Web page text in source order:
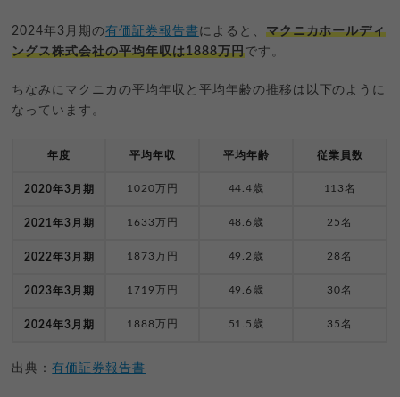
2024年3月期の有価証券報告書によると、 マクニカホールディ
ングス株式会社の平均年収は1888万円です。
ちなみにマクニカの平均年収と平均年齢の推移は以下のように
なっています。
年度 平均年収 平均年齢 従業員数
2020年3月期 1020万円 44.4歳 113名
2021年3月期 1633万円 48.6歳 25名
2022年3月期 1873万円 49.2歳 28名
2023年3月期 1719万円 49.6歳 30名
2024年3月期 1888万円 51.5歳 35名
出典：有価証券報告書